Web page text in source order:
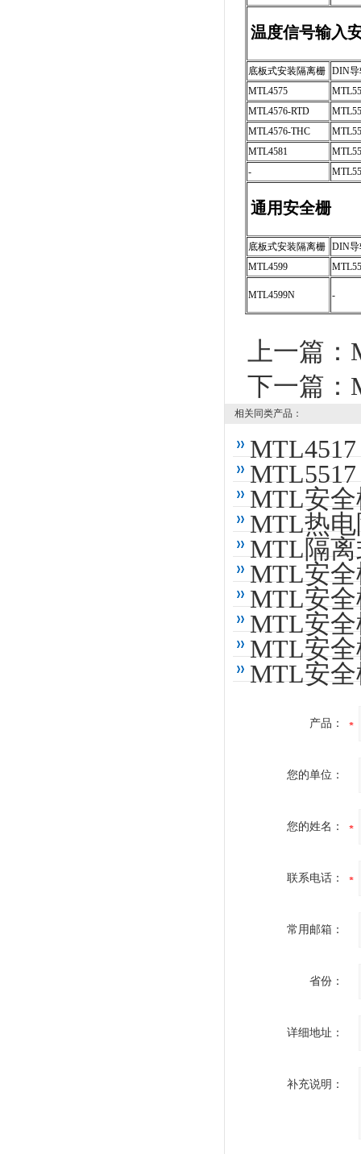
温度信号输入
底板式安装隔离栅 DIN导
MTL4575
MTL4576-RTD
MTL4576-THC
MTL4581
-
通用安全栅
底板式安装隔离栅 DIN导
MTL4599
MTL4599N -
上一篇：
下一篇：
相关同类产品：
MTL4517
MTL5517
MTL安全
MTL热电
MTL隔离
MTL安全
MTL安全
MTL安全
MTL安
MTL安全
产品：
您的单位：
您的姓名：
联系电话：
常用邮箱：
省份：
详细地址：
补充说明：